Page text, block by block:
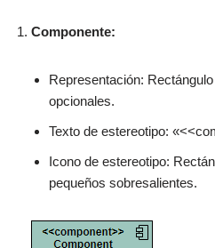
Componente:
Representación:
opcionales.
Texto de estereotipo:
Icono de estereotipo:
pequeños sobresalientes.